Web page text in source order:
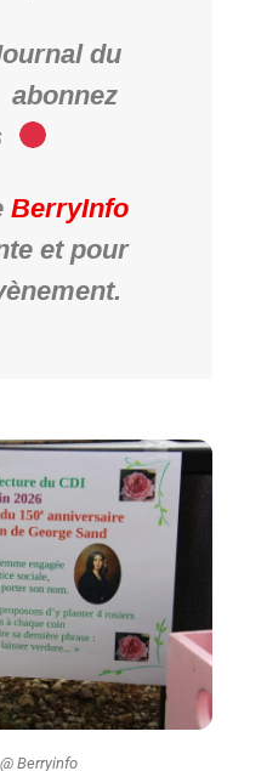
du
abonnez
BerryInfo
et pour
Berryinfo